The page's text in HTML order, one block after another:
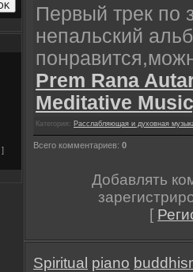
]
Первый трек по
непальский
Prem Rana
Meditative
Категория: Расслабляющая и духовная
Всего комментариев: 0
Добавлять
[
Spiritual piano